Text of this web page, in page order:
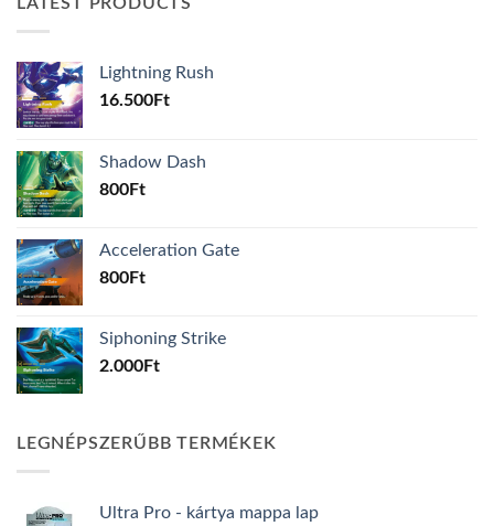
LATEST PRODUCTS
Lightning Rush
16.500Ft
Shadow Dash
800Ft
Acceleration Gate
800Ft
Siphoning Strike
2.000Ft
LEGNÉPSZERŰBB TERMÉKEK
Ultra Pro - kártya mappa lap